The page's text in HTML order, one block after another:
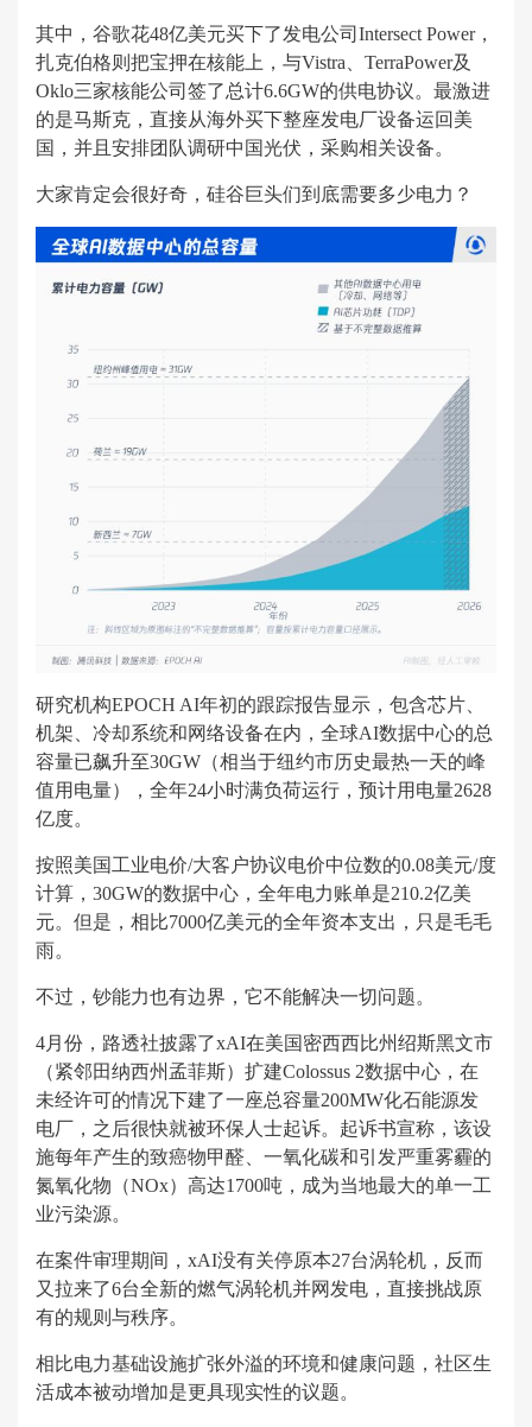
其中，谷歌花48亿美元买下了发电公司Intersect Power，
扎克伯格则把宝押在核能上，与Vistra、TerraPower及
Oklo三家核能公司签了总计6.6GW的供电协议。最激进
的是马斯克，直接从海外买下整座发电厂设备运回美
国，并且安排团队调研中国光伏，采购相关设备。
大家肯定会很好奇，硅谷巨头们到底需要多少电力？
研究机构EPOCH AI年初的跟踪报告显示，包含芯片、
机架、冷却系统和网络设备在内，全球AI数据中心的总
容量已飙升至30GW（相当于纽约市历史最热一天的峰
值用电量），全年24小时满负荷运行，预计用电量2628
亿度。
按照美国工业电价/大客户协议电价中位数的0.08美元/度
计算，30GW的数据中心，全年电力账单是210.2亿美
元。但是，相比7000亿美元的全年资本支出，只是毛毛
雨。
不过，钞能力也有边界，它不能解决一切问题。
4月份，路透社披露了xAI在美国密西西比州绍斯黑文市
（紧邻田纳西州孟菲斯）扩建Colossus 2数据中心，在
未经许可的情况下建了一座总容量200MW化石能源发
电厂，之后很快就被环保人士起诉。起诉书宣称，该设
施每年产生的致癌物甲醛、一氧化碳和引发严重雾霾的
氮氧化物（NOx）高达1700吨，成为当地最大的单一工
业污染源。
在案件审理期间，xAI没有关停原本27台涡轮机，反而
又拉来了6台全新的燃气涡轮机并网发电，直接挑战原
有的规则与秩序。
相比电力基础设施扩张外溢的环境和健康问题，社区生
活成本被动增加是更具现实性的议题。